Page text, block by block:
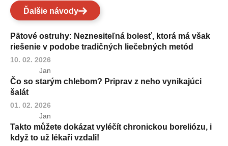
Ďalšie návody
Pätové ostruhy: Neznesiteľná bolesť, ktorá má však
riešenie v podobe tradičných liečebných metód
10. 02. 2026
Jan
Čo so starým chlebom? Priprav z neho vynikajúci
šalát
01. 02. 2026
Jan
Takto můžete dokázat vyléčít chronickou boreliózu, i
když to už lékaři vzdali!